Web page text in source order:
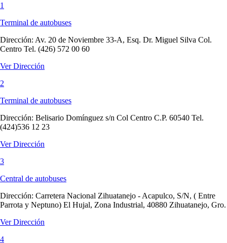
1
Terminal de autobuses
Dirección: Av. 20 de Noviembre 33-A, Esq. Dr. Miguel Silva Col.
Centro Tel. (426) 572 00 60
Ver Dirección
2
Terminal de autobuses
Dirección: Belisario Domínguez s/n Col Centro C.P. 60540 Tel.
(424)536 12 23
Ver Dirección
3
Central de autobuses
Dirección: Carretera Nacional Zihuatanejo - Acapulco, S/N, ( Entre
Parrota y Neptuno) El Hujal, Zona Industrial, 40880 Zihuatanejo, Gro.
Ver Dirección
4